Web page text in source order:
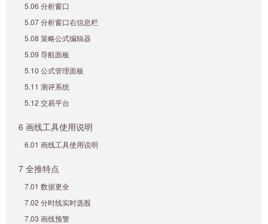
5.06 分析窗口
5.07 分析窗口右信息栏
5.08 策略公式编辑器
5.09 导航面板
5.10 公式管理面板
5.11 测评系统
5.12 交易平台
6 画线工具使用说明
6.01 画线工具使用说明
7 全推特点
7.01 数据更全
7.02 分时线实时选股
7.03 画线预警